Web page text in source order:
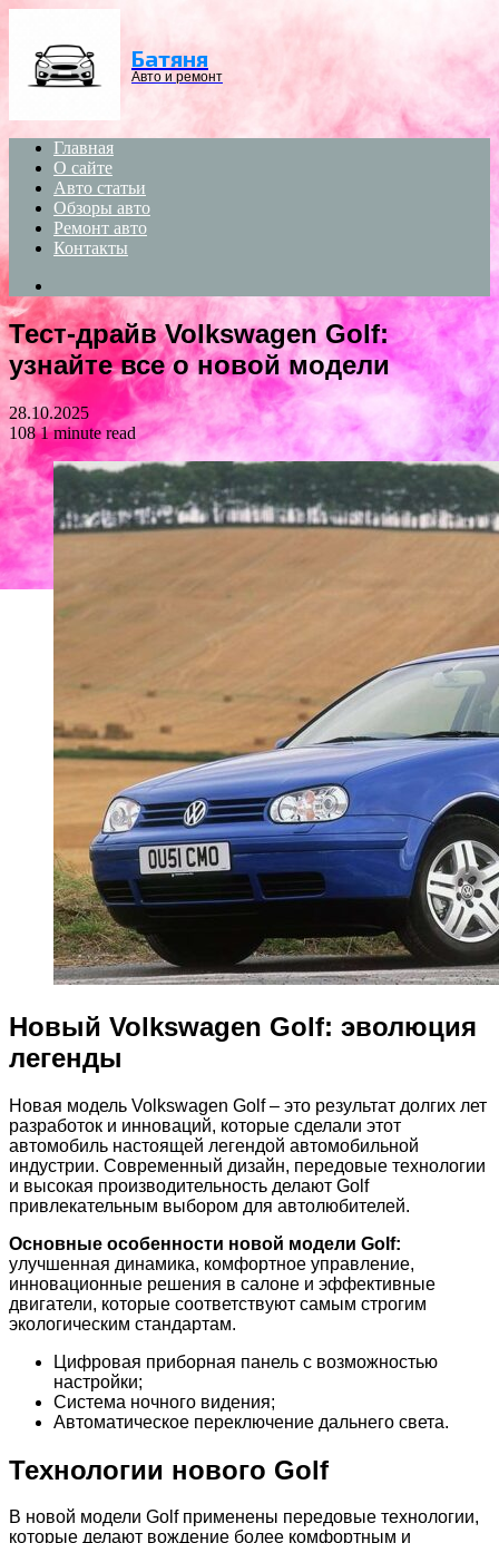
Батяня
Авто и ремонт
Главная
О сайте
Авто статьи
Обзоры авто
Ремонт авто
Контакты
for
Тест-драйв Volkswagen Golf:
узнайте все о новой модели
28.10.2025
1081 minute read
Новый Volkswagen Golf: эволюция
легенды
Новая модель Volkswagen Golf – это результат долгих лет
разработок и инноваций, которые сделали этот
автомобиль настоящей легендой автомобильной
индустрии. Современный дизайн, передовые технологии
и высокая производительность делают Golf
привлекательным выбором для автолюбителей.
Основные особенности новой модели Golf:
улучшенная динамика, комфортное управление,
инновационные решения в салоне и эффективные
двигатели, которые соответствуют самым строгим
экологическим стандартам.
Цифровая приборная панель с возможностью
настройки;
Система ночного видения;
Автоматическое переключение дальнего света.
Технологии нового Golf
В новой модели Golf применены передовые технологии,
которые делают вождение более комфортным и